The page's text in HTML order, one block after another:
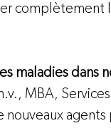
complètement
maladies dans
MBA,
nouveaux